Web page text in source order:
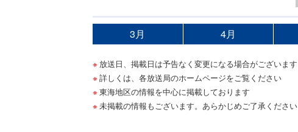
3月 4月
放送日、掲載日は予告なく変更になる場合がございます
詳しくは、各放送局のホームページをご覧ください
東海地区の情報を中心に掲載しております
未掲載の情報もございます。あらかじめご了承ください